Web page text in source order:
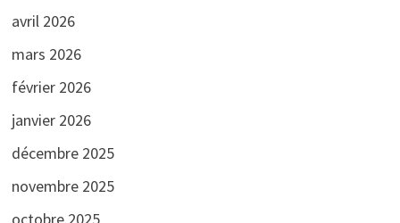
avril 2026
mars 2026
février 2026
janvier 2026
décembre 2025
novembre 2025